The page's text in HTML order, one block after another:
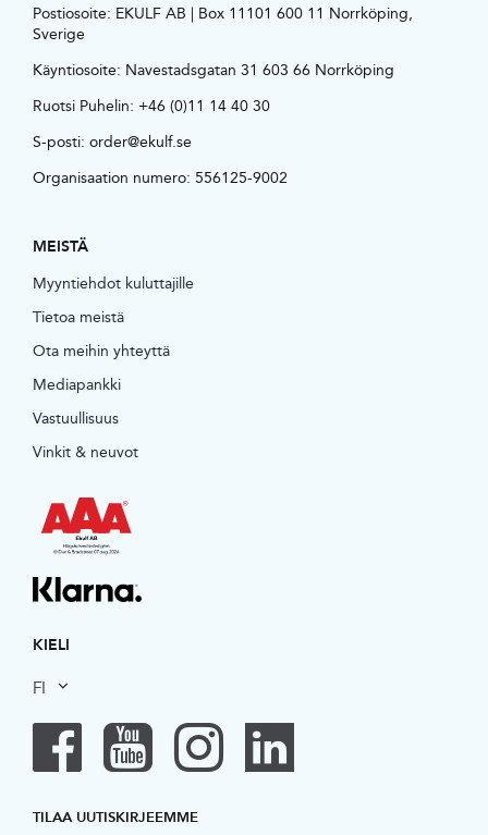
Postiosoite: EKULF AB | Box 11101 600 11 Norrköping,
Sverige
Käyntiosoite: Navestadsgatan 31 603 66 Norrköping
Ruotsi Puhelin: +46 (0)11 14 40 30
S-posti: order@ekulf.se
Organisaation numero: 556125-9002
MEISTÄ
Myyntiehdot kuluttajille
Tietoa meistä
Ota meihin yhteyttä
Mediapankki
Vastuullisuus
Vinkit & neuvot
KIELI
FI
TILAA UUTISKIRJEEMME